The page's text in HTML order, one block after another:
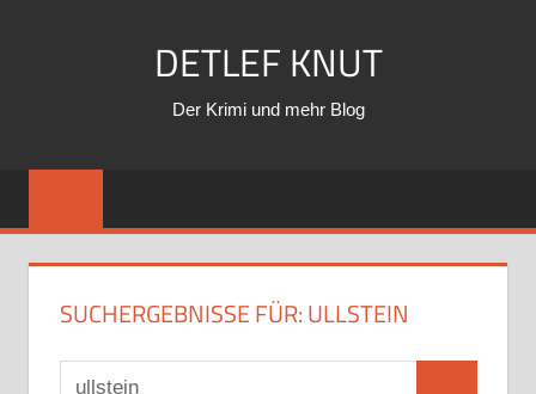
DETLEF KNUT
Der Krimi und mehr Blog
SUCHERGEBNISSE FÜR:ULLSTEIN
Suchen